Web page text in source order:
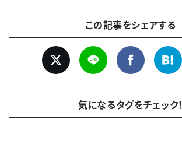
この記事をシェアする
気になるタグをチェック！